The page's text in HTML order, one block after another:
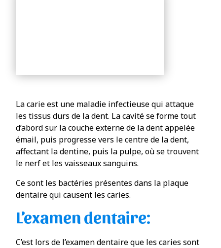
La carie est une maladie infectieuse qui attaque
les tissus durs de la dent. La cavité se forme tout
d’abord sur la couche externe de la dent appelée
émail, puis progresse vers le centre de la dent,
affectant la dentine, puis la pulpe, où se trouvent
le nerf et les vaisseaux sanguins.
Ce sont les bactéries présentes dans la plaque
dentaire qui causent les caries.
L’examen dentaire:
C’est lors de l’examen dentaire que les caries sont